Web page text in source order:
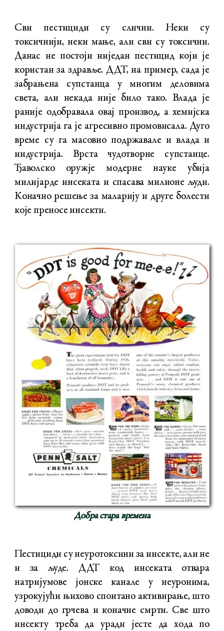
Сви пестициди су слични. Неки су
токсичнији, неки мање, али сви су токсични.
Данас не постоји ниједан пестицид који је
користан за здравље. ДДТ, на пример, сада је
забрањена супстанца у многим деловима
света, али некада није било тако. Влада је
раније одобравала овај производ, а хемијска
индустрија га је агресивно промовисала. Дуго
време су га масовно подржавале и влада и
индустрија. Врста чудотворне супстанце.
Ђаволско оружје модерне науке убија
милијарде инсеката и спасава милионе људи.
Коначно решење за маларију и друге болести
које преносе инсекти.
Добра стара времена
Пестициди су неуротоксини за инсекте, али не
и за људе. ДДТ код инсеката отвара
натријумове јонске канале у неуронима,
узрокујући њихово спонтано активирање, што
доводи до грчева и коначне смрти. Све што
инсекту треба да уради јесте да хода по